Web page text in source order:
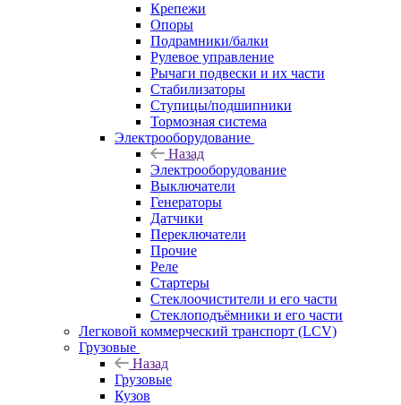
Крепежи
Опоры
Подрамники/балки
Рулевое управление
Рычаги подвески и их части
Стабилизаторы
Ступицы/подшипники
Тормозная система
Электрооборудование
Назад
Электрооборудование
Выключатели
Генераторы
Датчики
Переключатели
Прочие
Реле
Стартеры
Стеклоочистители и его части
Стеклоподъёмники и его части
Легковой коммерческий транспорт (LCV)
Грузовые
Назад
Грузовые
Кузов